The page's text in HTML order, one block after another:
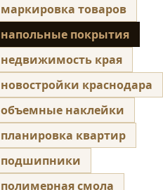
маркировка товаров
напольные покрытия
недвижимость края
новостройки краснодара
объемные наклейки
планировка квартир
подшипники
полимерная смола